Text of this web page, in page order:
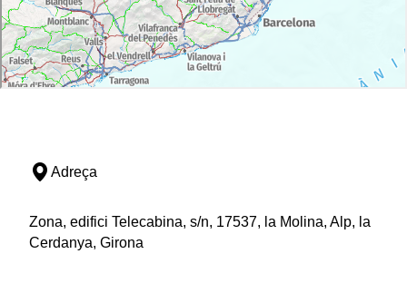
Adreça
Zona, edifici Telecabina, s/n, 17537, la Molina, Alp, la
Cerdanya, Girona